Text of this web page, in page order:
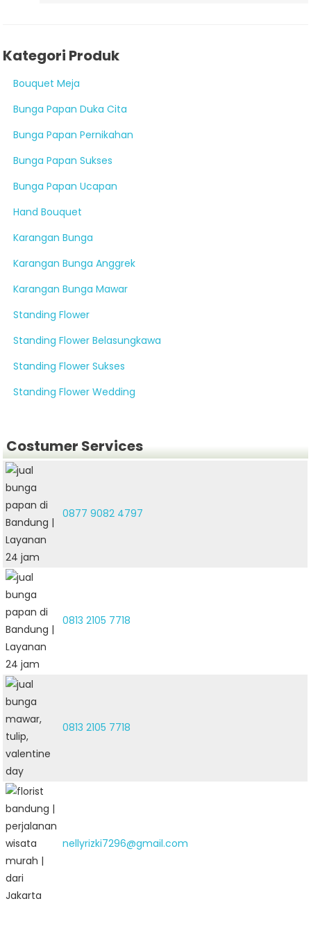
Kategori Produk
Bouquet Meja
Bunga Papan Duka Cita
Bunga Papan Pernikahan
Bunga Papan Sukses
Bunga Papan Ucapan
Hand Bouquet
Karangan Bunga
Karangan Bunga Anggrek
Karangan Bunga Mawar
Standing Flower
Standing Flower Belasungkawa
Standing Flower Sukses
Standing Flower Wedding
Costumer Services
0877 9082 4797
0813 2105 7718
0813 2105 7718
nellyrizki7296@gmail.com